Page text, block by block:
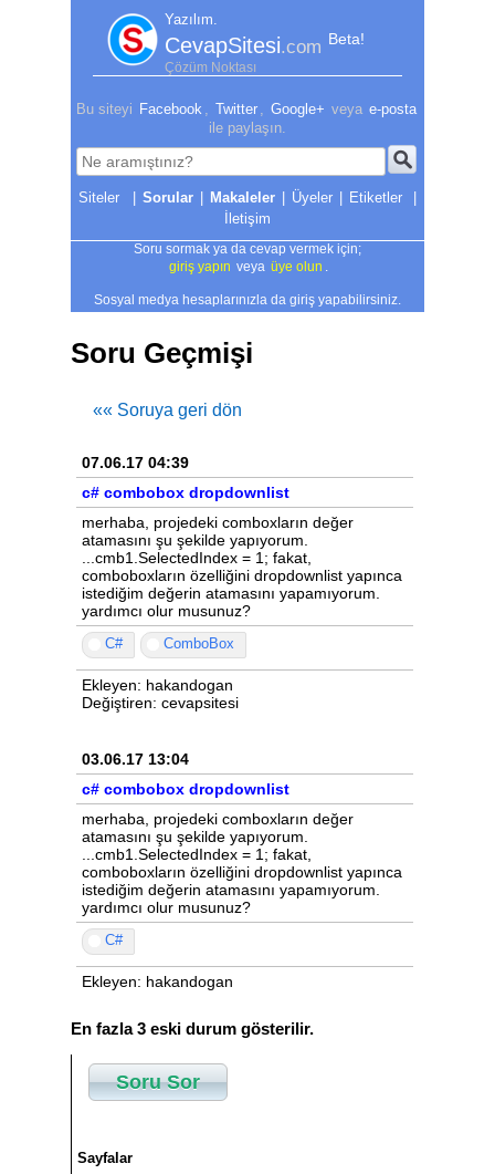
Yazılım.
CevapSitesi.com Beta!
Çözüm Noktası
Bu siteyi Facebook Twitter Google+ veya e-posta
ile paylaşın.
| Sorular | Makaleler | Üyeler | Etiketler
|
İletişim
Soru sormak ya da cevap vermek için;
giriş yapın veya üye olun
Sosyal medya hesaplarınızla da giriş yapabilirsiniz.
Soru Geçmişi
«« Soruya geri dön
07.06.17 04:39
c# combobox dropdownlist
merhaba, projedeki comboxların değer
atamasını şu şekilde yapıyorum.
...cmb1.SelectedIndex = 1; fakat,
comboboxların özelliğini dropdownlist yapınca
istediğim değerin atamasını yapamıyorum.
yardımcı olur musunuz?
C# ComboBox
Ekleyen: hakandogan
Değiştiren: cevapsitesi
03.06.17 13:04
c# combobox dropdownlist
merhaba, projedeki comboxların değer
atamasını şu şekilde yapıyorum.
...cmb1.SelectedIndex = 1; fakat,
comboboxların özelliğini dropdownlist yapınca
istediğim değerin atamasını yapamıyorum.
yardımcı olur musunuz?
C#
Ekleyen: hakandogan
En fazla 3 eski durum gösterilir.
Soru Sor
Sayfalar